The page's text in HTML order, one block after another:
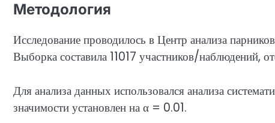
Методология
Исследование проводилось в Центр анализа
Выборка составила 11017 участников/наблюдений,
Для анализа данных использовался анализа
значимости установлен на α = 0.01.